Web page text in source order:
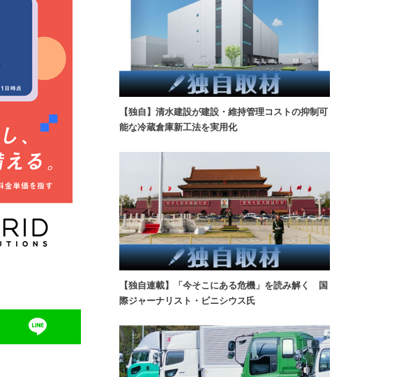
【独自】清水建設が建設・維持管理コストの抑制可
能な冷蔵倉庫新工法を実用化
【独自連載】「今そこにある危機」を読み解く 国
際ジャーナリスト・ビニシウス氏